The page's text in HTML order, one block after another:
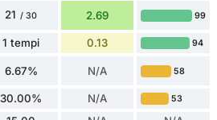
21 / 30 2.69 99
1 tempi 0.13 94
6.67% N/A 58
30.00% N/A 53